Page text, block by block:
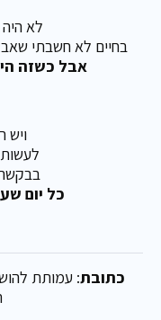
לא
בחיים לא חשבתי
אבל כשזה
ויש
כל יום
כתובת